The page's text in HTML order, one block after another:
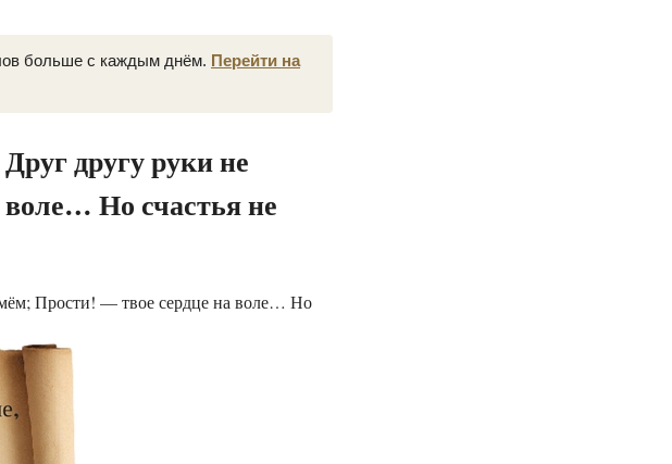
больше с каждым днём. Перейти на
другу руки не
Но счастья не
Прости! — твое сердце на воле… Но